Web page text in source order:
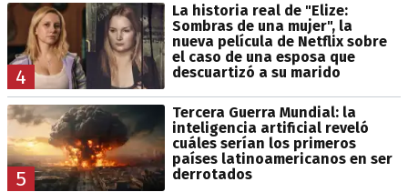
4
La historia real de "Elize:
Sombras de una mujer", la
nueva película de Netflix sobre
el caso de una esposa que
descuartizó a su marido
5
Tercera Guerra Mundial: la
inteligencia artificial reveló
cuáles serían los primeros
países latinoamericanos en ser
derrotados